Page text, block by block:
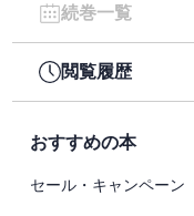
続巻一覧
閲覧履歴
おすすめの本
セール・キャンペーン